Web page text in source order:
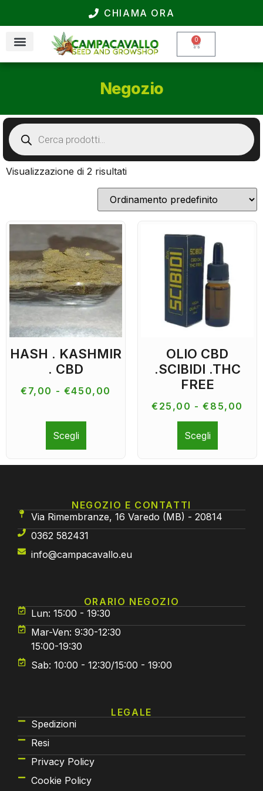
CHIAMA ORA
0
Negozio
Visualizzazione di 2 risultati
HASH . KASHMIR
. CBD
€ 7,00 - €450,00
Scegli
OLIO CBD
.SCIBIDI .THC
FREE
€ 25,00 - € 85,00
Scegli
NEGOZIO E CONTATTI
Via Rimembranze, 16 Varedo (MB) - 20814
0362 582431
info@campacavallo.eu
ORARIO NEGOZIO
Lun: 15:00 - 19:30
Mar-Ven: 9:30-12:30
15:00-19:30
Sab: 10:00 - 12:30/15:00 - 19:00
LEGALE
Spedizioni
Resi
Privacy Policy
Cookie Policy